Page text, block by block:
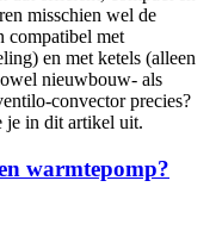
misschien wel de
compatibel met
en met ketels (alleen
nieuwbouw- als
convector precies?
je in dit artikel uit.
warmtepomp?